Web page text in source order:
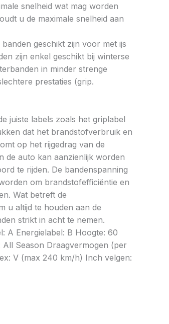
snelheid wat mag worden
u de maximale snelheid aan
geschikt zijn voor met ijs
zijn enkel geschikt bij winterse
in minder strenge
prestaties (grip.
juiste labels zoals het griplabel
dat het brandstofverbruik en
op het rijgedrag van de
de auto kan aanzienlijk worden
te rijden. De bandenspanning
om brandstofefficiëntie en
Wat betreft de
u altijd te houden aan de
strikt in acht te nemen.
A Energielabel: B Hoogte: 60
Season Draagvermogen (per
V (max 240 km/h) Inch velgen: